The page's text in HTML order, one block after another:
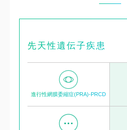
先天性遺伝子疾患
進行性網膜委縮症(PRA)-PRCD